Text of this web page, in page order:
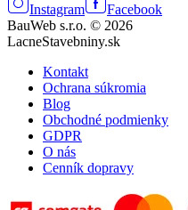
Instagram
Facebook
BauWeb s.r.o. © 2026
LacneStavebniny.sk
Kontakt
Ochrana súkromia
Blog
Obchodné podmienky
GDPR
O nás
Cenník dopravy